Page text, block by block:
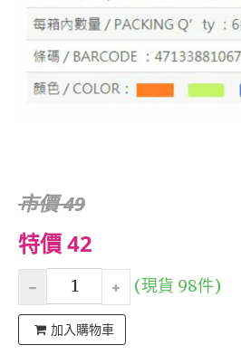
市價 49
特價 42
(現貨 98件)
加入購物車